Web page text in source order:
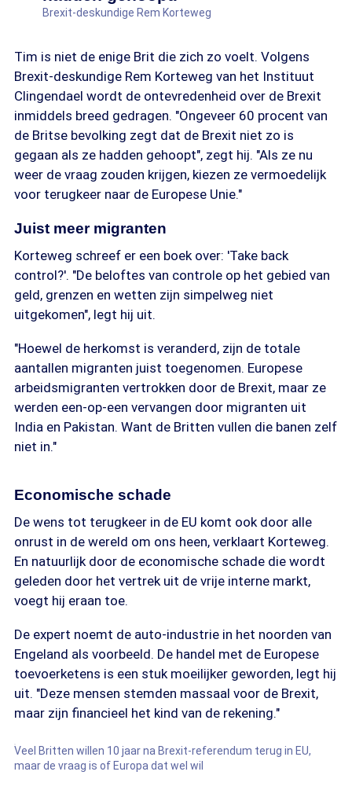
Brexit-deskundige Rem Korteweg
Tim is niet de enige Brit die zich zo voelt. Volgens
Brexit-deskundige Rem Korteweg van het Instituut
Clingendael wordt de ontevredenheid over de Brexit
inmiddels breed gedragen. "Ongeveer 60 procent van
de Britse bevolking zegt dat de Brexit niet zo is
gegaan als ze hadden gehoopt", zegt hij. "Als ze nu
weer de vraag zouden krijgen, kiezen ze vermoedelijk
voor terugkeer naar de Europese Unie."
Juist meer migranten
Korteweg schreef er een boek over: 'Take back
control?'. "De beloftes van controle op het gebied van
geld, grenzen en wetten zijn simpelweg niet
uitgekomen", legt hij uit.
"Hoewel de herkomst is veranderd, zijn de totale
aantallen migranten juist toegenomen. Europese
arbeidsmigranten vertrokken door de Brexit, maar ze
werden een-op-een vervangen door migranten uit
India en Pakistan. Want de Britten vullen die banen zelf
niet in."
Economische schade
De wens tot terugkeer in de EU komt ook door alle
onrust in de wereld om ons heen, verklaart Korteweg.
En natuurlijk door de economische schade die wordt
geleden door het vertrek uit de vrije interne markt,
voegt hij eraan toe.
De expert noemt de auto-industrie in het noorden van
Engeland als voorbeeld. De handel met de Europese
toevoerketens is een stuk moeilijker geworden, legt hij
uit. "Deze mensen stemden massaal voor de Brexit,
maar zijn financieel het kind van de rekening."
Veel Britten willen 10 jaar na Brexit-referendum terug in EU,
maar de vraag is of Europa dat wel wil